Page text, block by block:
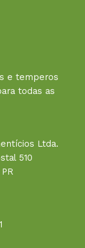
e temperos
todas as
Ltda.
510